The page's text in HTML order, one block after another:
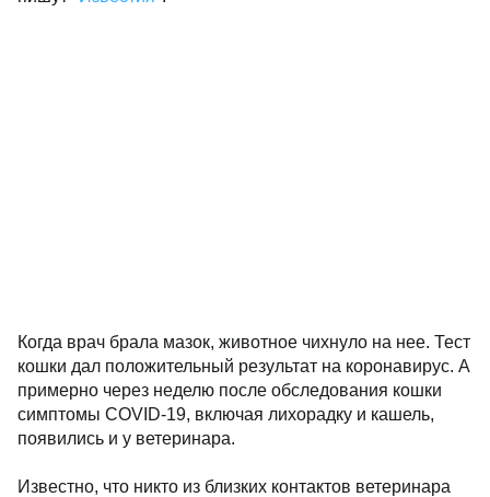
Когда врач брала мазок, животное чихнуло на нее. Тест
кошки дал положительный результат на коронавирус. А
примерно через неделю после обследования кошки
симптомы COVID-19, включая лихорадку и кашель,
появились и у ветеринара.
Известно, что никто из близких контактов ветеринара